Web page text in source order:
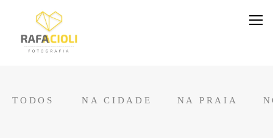
TODOS NA CIDADE NA PRAIA